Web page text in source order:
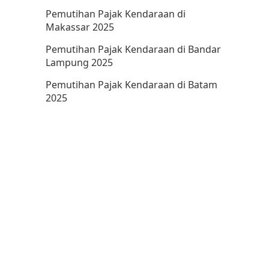
Pemutihan Pajak Kendaraan di
Makassar 2025
Pemutihan Pajak Kendaraan di Bandar
Lampung 2025
Pemutihan Pajak Kendaraan di Batam
2025